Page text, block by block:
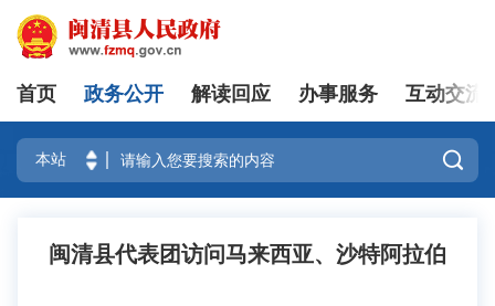
登录
首页 政务公开 解读回应 办事服务 互动交流

闽清县代表团访问马来西亚、沙特阿拉伯